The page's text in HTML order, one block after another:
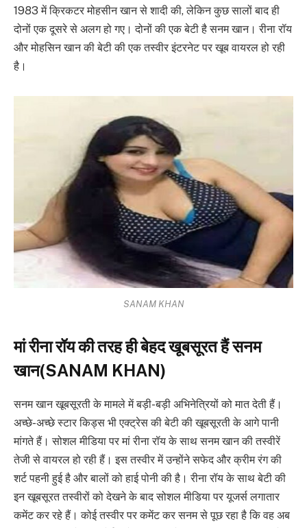
1983 में क्रिकटर मोहसीन खान से शादी की, लेकिन कुछ सालों बाद ही
दोनों एक दूसरे से अलग हो गए। दोनों की एक बेटी है सनम खान। रीना रॉय
और मोहसिन खान की बेटी की एक तस्वीर इंटरनेट पर खूब वायरल हो रही
है।
SANAM KHAN
मां रीना रॉय की तरह ही बेहद खूबसूरत हैं सनम
खान(SANAM KHAN)
सनम खान खूबसूरती के मामले में बड़ी-बड़ी अभिनेत्रियों को मात देती हैं।
अच्छे-अच्छे स्टार किड्स भी एक्ट्रेस की बेटी की खूबसूरती के आगे पानी
मांगते हैं। सोशल मीडिया पर मां रीना रॉय के साथ सनम खान की तस्वीरें
तेजी से वायरल हो रही हैं। इस तस्वीर में उन्होंने सफेद और क्रीम रंग की
शर्ट पहनी हुई है और बालों को हाई पोनी की है। रीना रॉय के साथ बेटी की
इन खूबसूरत तस्वीरों को देखने के बाद सोशल मीडिया पर यूजर्स लगातार
कमेंट कर रहे हैं। कोई तस्वीर पर कमेंट कर सनम से पूछ रहा है कि वह अब